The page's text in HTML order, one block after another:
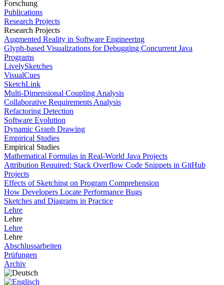
Forschung
Publications
Research Projects
Research Projects
Augmented Reality in Software Engineering
Glyph-based Visualizations for Debugging Concurrent Java
Programs
LivelySketches
VisualCues
SketchLink
Multi-Dimensional Coupling Analysis
Collaborative Requirements Analysis
Refactoring Detection
Software Evolution
Dynamic Graph Drawing
Empirical Studies
Empirical Studies
Mathematical Formulas in Real-World Java Projects
Attribution Required: Stack Overflow Code Snippets in GitHub
Projects
Effects of Sketching on Program Comprehension
How Developers Locate Performance Bugs
Sketches and Diagrams in Practice
Lehre
Lehre
Lehre
Lehre
Abschlussarbeiten
Prüfungen
Archiv